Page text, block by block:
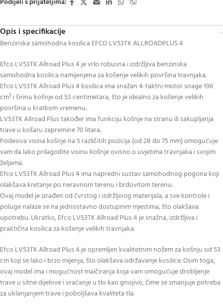
Opis i specifikacije
Benzinska samohodna kosilica EFCO LV53TK ALLROADPLUS 4
Efco LV53TK Allroad Plus 4 je vrlo robusna i izdržljiva benzinska
samohodna kosilica namijenjena za košenje velikih površina travnjaka.
Efco LV53TK Allroad Plus 4 kosilica ima snažan 4-taktni motor snage 196
cm³ i širinu košnje od 53 centimetara, što je idealno za košenje velikih
površina u kratkom vremenu.
LV53TK Allroad Plus također ima funkciju košnje na stranu ili sakupljanja
trave u košaru zapremine 70 litara.
Podesiva visina košnje na 5 različitih pozicija (od 28 do 75 mm) omogućuje
vam da lako prilagodite visinu košnje ovisno o uvjetima travnjaka i svojim
željama.
Efco LV53TK Allroad Plus 4 ima napredni sustav samohodnog pogona koji
olakšava kretanje po neravnom terenu i brdovitom terenu.
Ovaj model je izrađen od čvrstog i izdržljivog materijala, a sve kontrole i
poluge nalaze se na jednostavno dostupnim mjestima, što olakšava
upotrebu. Ukratko, Efco LV53TK Allroad Plus 4 je snažna, izdržljiva i
praktična kosilica za košenje velikih travnjaka.
Efco LV53TK Allroad Plus 4 je opremljen kvalitetnim nožem za košnju od 53
cm koji se lako i brzo mijenja, što olakšava održavanje kosilice. Osim toga,
ovaj model ima i mogućnost malčiranja koja vam omogućuje drobljenje
trave u sitne dijelove i vraćanje u tlo kao gnojivo, čime se smanjuje potreba
za uklanjanjem trave i poboljšava kvaliteta tla.